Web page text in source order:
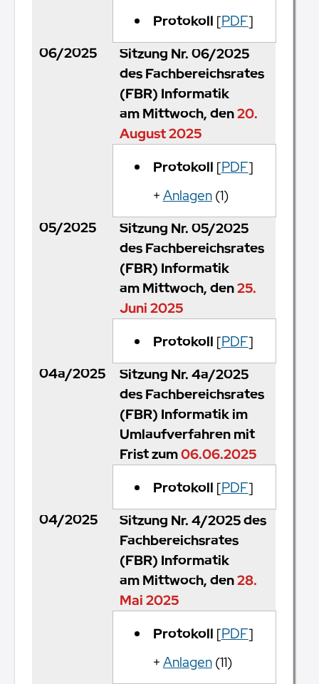
Protokoll [PDF]
06/2025
Sitzung Nr. 06/2025
des Fachbereichsrates
(FBR) Informatik
am Mittwoch, den20.
August 2025
Protokoll [PDF]
+Anlagen(1)
05/2025
Sitzung Nr. 05/2025
des Fachbereichsrates
(FBR) Informatik
am Mittwoch, den25.
Juni 2025
Protokoll [PDF]
04a/2025
Sitzung Nr. 4a/2025
des Fachbereichsrates
(FBR) Informatik im
Umlaufverfahren mit
Frist zum06.06.2025
Protokoll [PDF]
04/2025
Sitzung Nr. 4/2025 des
Fachbereichsrates
(FBR) Informatik
am Mittwoch, den28.
Mai 2025
Protokoll [PDF]
+Anlagen(11)